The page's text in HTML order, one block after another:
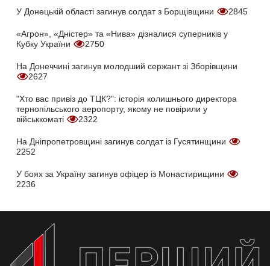
У Донецькій області загинув солдат з Борщівщини 2845
«Агрон», «Дністер» та «Нива» дізналися суперників у
Кубку України
2750
На Донеччині загинув молодший сержант зі Зборівщини
2627
"Хто вас привіз до ТЦК?": історія колишнього директора
тернопільського аеропорту, якому не повірили у
військкоматі
2322
На Дніпропетровщині загинув солдат із Гусятинщини
2252
У боях за Україну загинув офіцер із Монастирищини
2236